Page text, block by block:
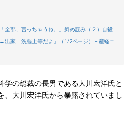
全部、言っちゃうね。」斜め読み（２）自殺
家「洗脳上等だよ」（1/2ページ） – 産経ニ
学の総裁の長男である大川宏洋氏と
、大川宏洋氏から暴露されていまし